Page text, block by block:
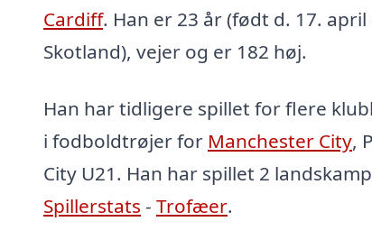
Cardiff. Han er 23 år (født d. 17. april
Skotland), vejer og er 182 høj.
Han har tidligere spillet for flere
i fodboldtrøjer for Manchester City,
City U21. Han har spillet 2
Spillerstats - Trofæer.